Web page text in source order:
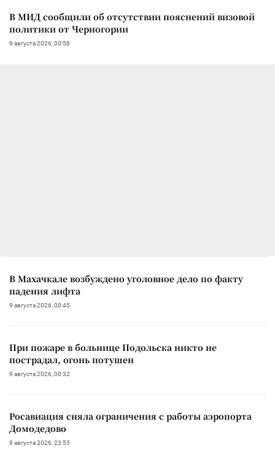
В МИД сообщили об отсутствии пояснений визовой
политики от Черногории
9 августа 2026, 00:58
В Махачкале возбуждено уголовное дело по факту
падения лифта
9 августа 2026, 00:45
При пожаре в больнице Подольска никто не
пострадал, огонь потушен
9 августа 2026, 00:32
Росавиация сняла ограничения с работы аэропорта
Домодедово
8 августа 2026, 23:53